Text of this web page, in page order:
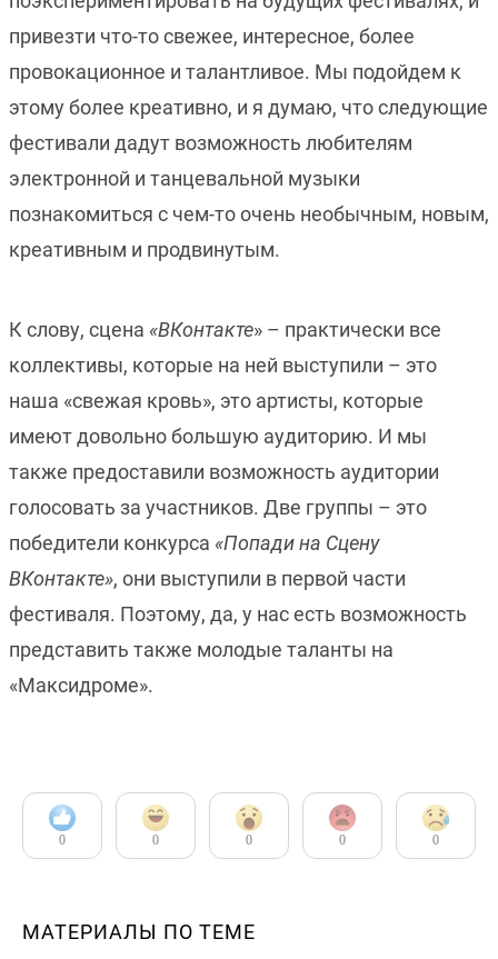
привезти что-то свежее, интересное, более
провокационное и талантливое. Мы подойдем к
этому более креативно, и я думаю, что следующие
фестивали дадут возможность любителям
электронной и танцевальной музыки
познакомиться с чем-то очень необычным, новым,
креативным и продвинутым.
К слову, сцена «ВКонтакте» – практически все
коллективы, которые на ней выступили – это
наша «свежая кровь», это артисты, которые
имеют довольно большую аудиторию. И мы
также предоставили возможность аудитории
голосовать за участников. Две группы – это
победители конкурса «Попади на Сцену
ВКонтакте», они выступили в первой части
фестиваля. Поэтому, да, у нас есть возможность
представить также молодые таланты на
«Максидроме».
0 0 0 0 0
МАТЕРИАЛЫ ПО ТЕМЕ